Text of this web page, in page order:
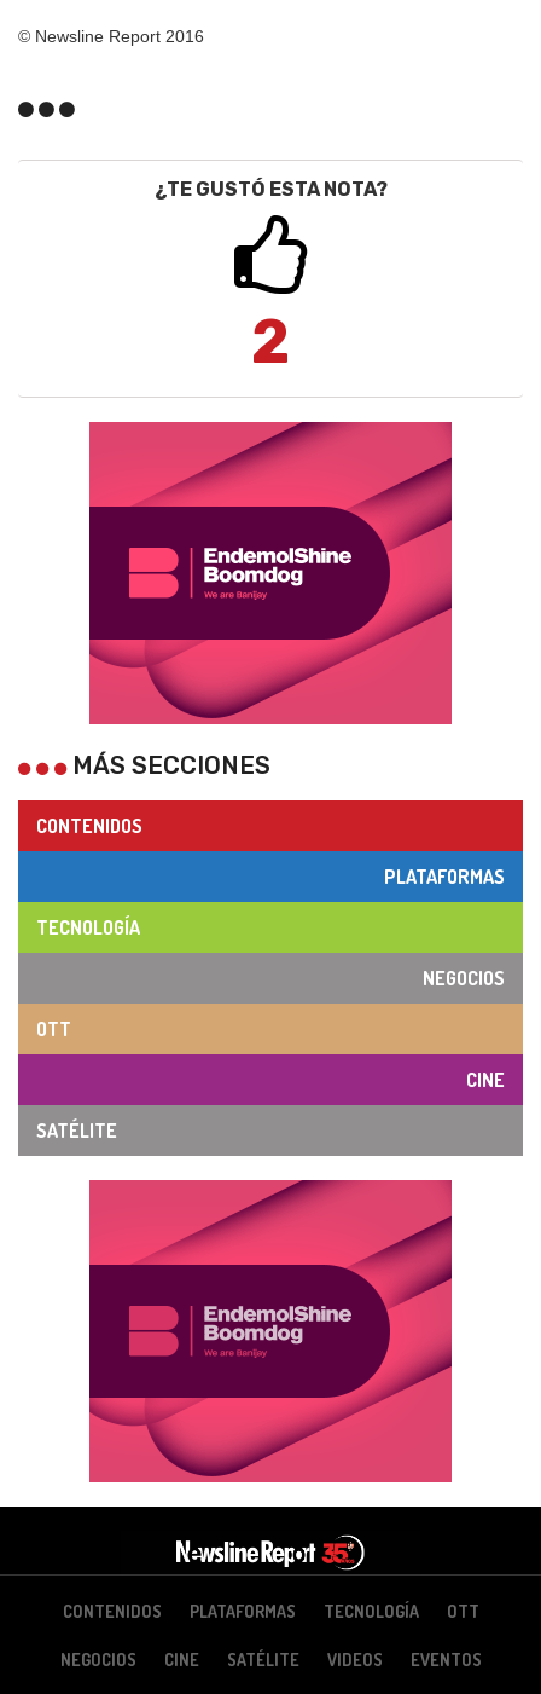
© Newsline Report 2016
¿TE GUSTÓ ESTA NOTA?
2
MÁS SECCIONES
CONTENIDOS
PLATAFORMAS
TECNOLOGÍA
NEGOCIOS
OTT
CINE
SATÉLITE
CONTENIDOS PLATAFORMAS TECNOLOGÍA OTT
NEGOCIOS CINE SATÉLITE VIDEOS EVENTOS